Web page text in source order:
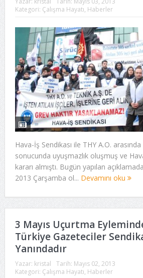
Kategori: Çalışma Hayatı, Haberler
Hava-İş Sendikası ile THY A.O.
sonucunda uyuşmazlık oluşmuş ve
kararı almıştı. Bugün yapılan
2013 Çarşamba ol... Devamını oku
3 Mayıs Uçurtma
Türkiye Gazeteciler
Yanındadır
Yazar: kristal Tarih: Mayıs 02, 2013
Kategori: Çalışma Hayatı, Haberler